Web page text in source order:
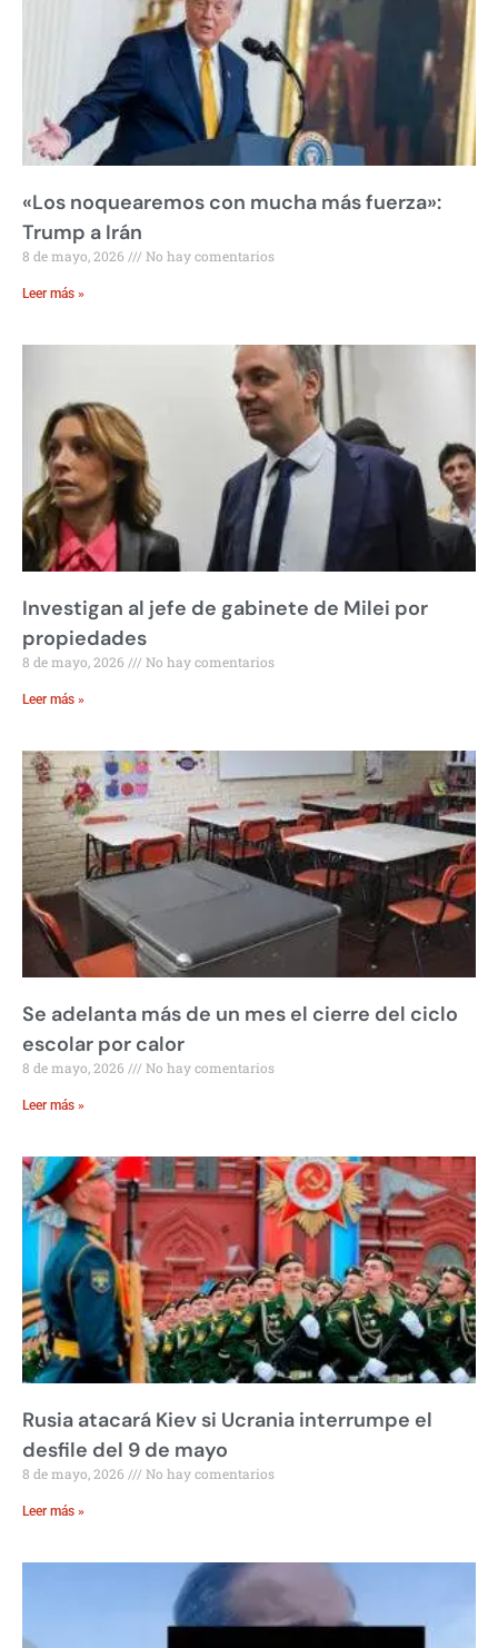
«Los noquearemos con mucha más fuerza»:
Trump a Irán
8 de mayo, 2026 No hay comentarios
Leer más »
Investigan al jefe de gabinete de Milei por
propiedades
8 de mayo, 2026 No hay comentarios
Leer más »
Se adelanta más de un mes el cierre del ciclo
escolar por calor
8 de mayo, 2026 No hay comentarios
Leer más »
Rusia atacará Kiev si Ucrania interrumpe el
desfile del 9 de mayo
8 de mayo, 2026 No hay comentarios
Leer más »